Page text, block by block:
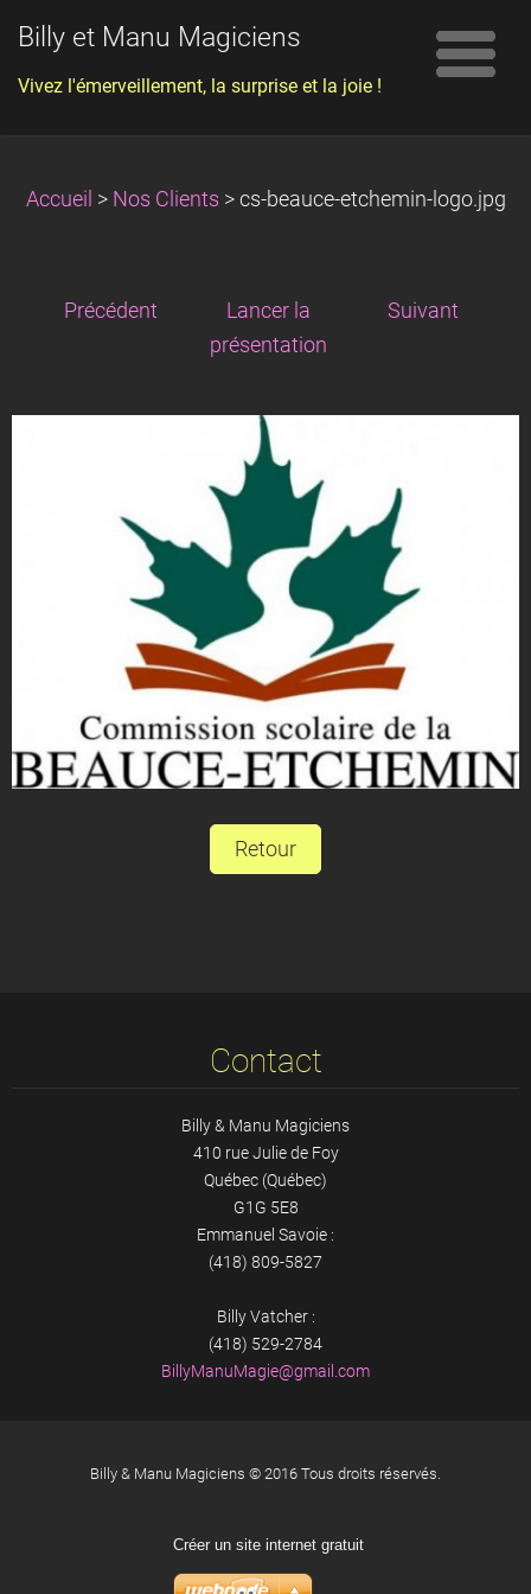
Billy et Manu Magiciens
Vivez l'émerveillement, la surprise et la joie !
Accueil > Nos Clients > cs-beauce-etchemin-logo.jpg
Précédent
Lancer la
présentation
Suivant
Retour
Contact
Billy & Manu Magiciens
410 rue Julie de Foy
Québec (Québec)
G1G 5E8
Emmanuel Savoie :
(418) 809-5827
Billy Vatcher :
(418) 529-2784
BillyManuMagie@gmail.com
Billy & Manu Magiciens © 2016 Tous droits réservés.
Créer un site internet gratuit